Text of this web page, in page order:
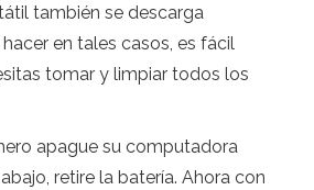
también se descarga
en tales casos, es fácil
tomar y limpiar todos los
apague su computadora
retire la batería. Ahora con